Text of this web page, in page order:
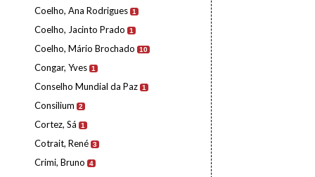
Coelho, Ana Rodrigues 1
Coelho, Jacinto Prado 1
Coelho, Mário Brochado 10
Congar, Yves 1
Conselho Mundial da Paz 1
Consilium 2
Cortez, Sá 1
Cotrait, René 3
Crimi, Bruno 4